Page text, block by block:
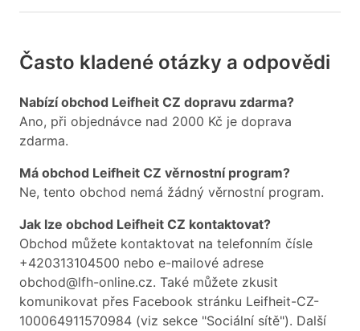
Často kladené otázky a odpovědi
Nabízí obchod Leifheit CZ dopravu zdarma?
Ano, při objednávce nad 2000 Kč je doprava
zdarma.
Má obchod Leifheit CZ věrnostní program?
Ne, tento obchod nemá žádný věrnostní program.
Jak lze obchod Leifheit CZ kontaktovat?
Obchod můžete kontaktovat na telefonním čísle
+420313104500 nebo e-mailové adrese
obchod@lfh-online.cz. Také můžete zkusit
komunikovat přes Facebook stránku Leifheit-CZ-
100064911570984 (viz sekce "Sociální sítě"). Další